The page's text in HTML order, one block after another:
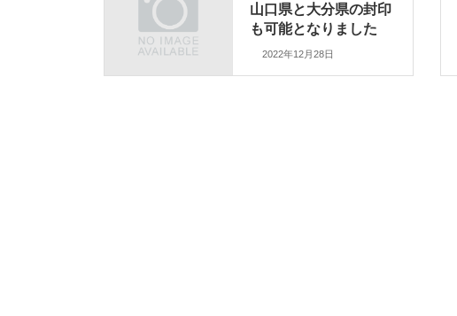
山口県と大分県の封印
も可能となりました
2022年12月28日